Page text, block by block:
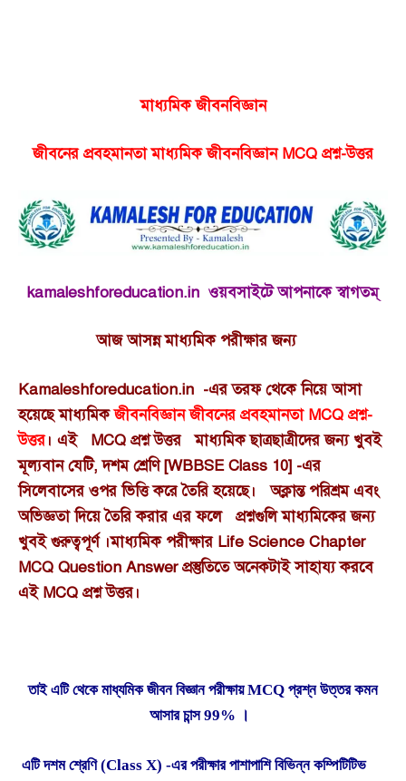
মাধ্যমিক জীবনবিজ্ঞান
জীবনের প্রবহমানতা মাধ্যমিক জীবনবিজ্ঞান MCQ প্রশ্ন-উত্তর
kamaleshforeducation.in ওয়বসাইটে আপনাকে স্বাগতম্
আজ আসন্ন মাধ্যমিক পরীক্ষার জন্য
Kamaleshforeducation.in -এর তরফ থেকে নিয়ে আসা
হয়েছে মাধ্যমিকজীবনবিজ্ঞানজীবনের প্রবহমানতা MCQ প্রশ্ন-
উত্তর। এই MCQ প্রশ্ন উত্তর মাধ্যমিক ছাত্রছাত্রীদের জন্য খুবই
মূল্যবান যেটি, দশম শ্রেণি [WBBSE Class 10] -এর
সিলেবাসের ওপর ভিত্তি করে তৈরি হয়েছে। অক্লান্ত পরিশ্রম এবং
অভিজ্ঞতা দিয়ে তৈরি করার এর ফলে প্রশ্নগুলি মাধ্যমিকের জন্য
খুবই গুরুত্বপূর্ণ ।মাধ্যমিক পরীক্ষার Life Science Chapter
MCQ Question Answer প্রস্তুতিতে অনেকটাই সাহায্য করবে
এই MCQ প্রশ্ন উত্তর।
তাই এটি থেকে মাধ্যমিক জীবন বিজ্ঞান পরীক্ষায় MCQ প্রশ্ন উত্তর কমন
আসার চান্স 99% ।
এটি দশম শ্রেণি (Class X) -এর পরীক্ষার পাশাপাশি বিভিন্ন কম্পিটিটিভ